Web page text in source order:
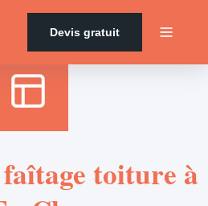
Devis gratuit
toiture à